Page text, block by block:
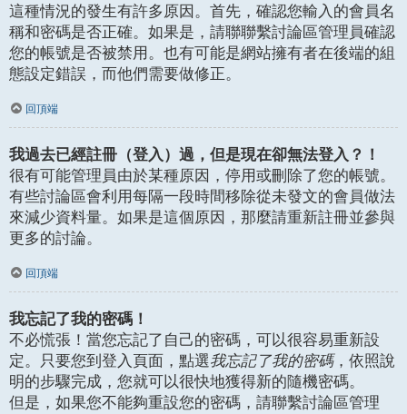
這種情況的發生有許多原因。首先，確認您輸入的會員名
稱和密碼是否正確。如果是，請聯聯繫討論區管理員確認
您的帳號是否被禁用。也有可能是網站擁有者在後端的組
態設定錯誤，而他們需要做修正。
回頂端
我過去已經註冊（登入）過，但是現在卻無法登入？！
很有可能管理員由於某種原因，停用或刪除了您的帳號。
有些討論區會利用每隔一段時間移除從未發文的會員做法
來減少資料量。如果是這個原因，那麼請重新註冊並參與
更多的討論。
回頂端
我忘記了我的密碼！
不必慌張！當您忘記了自己的密碼，可以很容易重新設
定。只要您到登入頁面，點選我忘記了我的密碼，依照說
明的步驟完成，您就可以很快地獲得新的隨機密碼。
但是，如果您不能夠重設您的密碼，請聯繫討論區管理